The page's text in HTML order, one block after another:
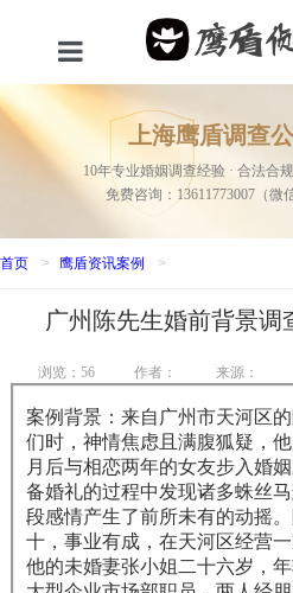
关于我们
新闻资讯
成功案例
联系我们
网站地图
上海鹰盾调查
10年专业婚姻调查经验 · 合法合
免费咨询：13611773007（微
首页 > 鹰盾资讯案例 >
广州陈先生婚前背景调
浏览： 56 作者： 来源：
案例背景：来自广州市天河区
们时，神情焦虑且满腹狐疑，
月后与相恋两年的女友步入婚
备婚礼的过程中发现诸多蛛丝
段感情产生了前所未有的动摇
十，事业有成，在天河区经营一
他的未婚妻张小姐二十六岁，